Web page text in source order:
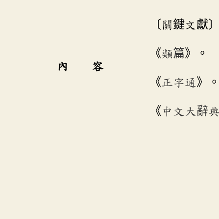
內 容
〔關鍵文獻〕
《類篇》。
《 正字通》。
《中文大辭典